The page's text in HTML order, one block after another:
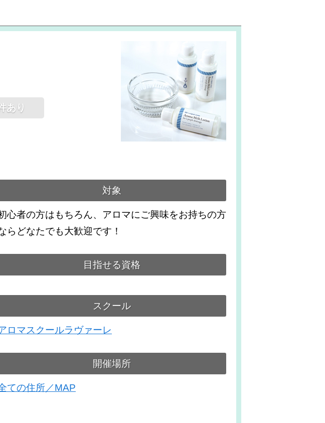
あり
対象
心者の方はもちろん、アロマにご興味をお持ちの方
らどなたでも大歓迎です！
目指せる資格
スクール
ロマスクールラヴァーレ
開催場所
ての住所／MAP